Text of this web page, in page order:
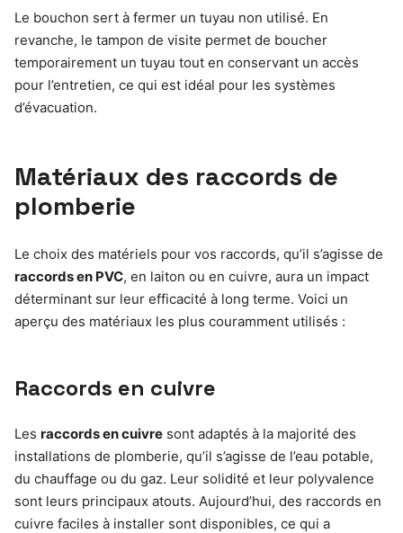
Le bouchon sert à fermer un tuyau non utilisé. En
revanche, le tampon de visite permet de boucher
temporairement un tuyau tout en conservant un accès
pour l’entretien, ce qui est idéal pour les systèmes
d’évacuation.
Matériaux des raccords de
plomberie
Le choix des matériels pour vos raccords, qu’il s’agisse de
raccords en PVC, en laiton ou en cuivre, aura un impact
déterminant sur leur efficacité à long terme. Voici un
aperçu des matériaux les plus couramment utilisés :
Raccords en cuivre
Les raccords en cuivre sont adaptés à la majorité des
installations de plomberie, qu’il s’agisse de l’eau potable,
du chauffage ou du gaz. Leur solidité et leur polyvalence
sont leurs principaux atouts. Aujourd’hui, des raccords en
cuivre faciles à installer sont disponibles, ce qui a